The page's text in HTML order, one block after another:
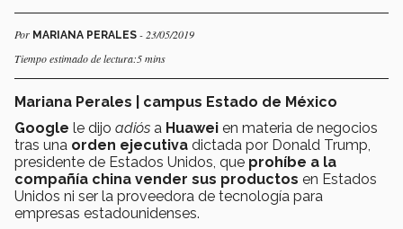
Por MARIANA PERALES - 23/05/2019
Tiempo estimado de lectura:5 mins
Mariana Perales | campus Estado de México
Google le dijo adiós a Huawei en materia de negocios
tras una orden ejecutiva dictada por Donald Trump,
presidente de Estados Unidos, que prohíbe a la
compañía china vender sus productos en Estados
Unidos ni ser la proveedora de tecnología para
empresas estadounidenses.